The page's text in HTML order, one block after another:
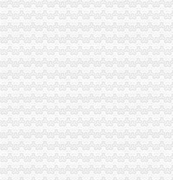
沈工商代办|沈会计代帐|沈代帐会计|辽宁沈自贸区|
沈工商代办|沈会计代帐|沈代帐会计|辽宁沈自贸区|
【小河区工商营业执照代办】-小河小河易登网
【芜湖市代办工商营业执照找镜湖区安诚财务蒋会
代办昆明市五华区工商营业执照
代办贵安新区房地产开发资质代办代办工商执照工
代办西山区各类工商注册、营业执照、税务登记、
青岛代办营业执照青岛工商注册代理|青岛代理注
广州工商注册,公司注册,代办公司营业执照,代办公
沧州代办营业执照|沧州代理记账|沧州注册公司|沧
代办营业执照,代办执照,代办执照【批发,采购】-江
广州工商注册,公司注册,代办公司营业执照,代办公
代办营业执照|北京办照网工商执照网-页
【58同城】南充代办工商执照
【58同城】绵代办工商执照